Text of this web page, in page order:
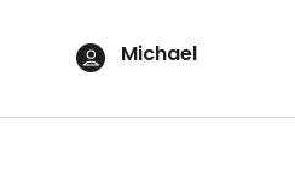
Michael